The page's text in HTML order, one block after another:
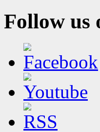
Follow us